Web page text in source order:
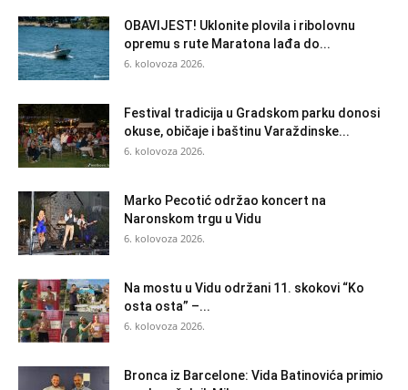
OBAVIJEST! Uklonite plovila i ribolovnu
opremu s rute Maratona lađa do...
6. kolovoza 2026.
Festival tradicija u Gradskom parku donosi
okuse, običaje i baštinu Varaždinske...
6. kolovoza 2026.
Marko Pecotić održao koncert na
Naronskom trgu u Vidu
6. kolovoza 2026.
Na mostu u Vidu održani 11. skokovi “Ko
osta osta” –...
6. kolovoza 2026.
Bronca iz Barcelone: Vida Batinovića primio